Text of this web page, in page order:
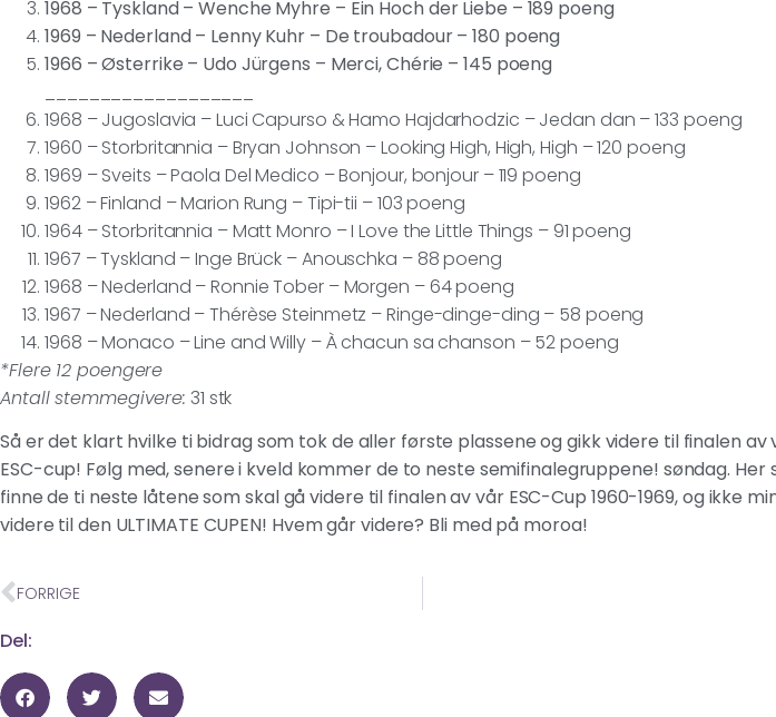
1968 – Tyskland – Wenche Myhre – Ein Hoch der Liebe – 189 poeng
1969 – Nederland – Lenny Kuhr – De troubadour – 180 poeng
1966 – Østerrike – Udo Jürgens – Merci, Chérie – 145 poeng
1968 – Jugoslavia – Luci Capurso & Hamo Hajdarhodzic – Jedan dan – 133 poeng
1960 – Storbritannia – Bryan Johnson – Looking High, High, High – 120 poeng
1969 – Sveits – Paola Del Medico – Bonjour, bonjour – 119 poeng
1962 – Finland – Marion Rung – Tipi-tii – 103 poeng
1964 – Storbritannia – Matt Monro – I Love the Little Things – 91 poeng
1967 – Tyskland – Inge Brück – Anouschka – 88 poeng
1968 – Nederland – Ronnie Tober – Morgen – 64 poeng
1967 – Nederland – Thérèse Steinmetz – Ringe-dinge-ding – 58 poeng
1968 – Monaco – Line and Willy – À chacun sa chanson – 52 poeng
*Flere 12 poengere
Antall stemmegivere: 31 stk
Så er det klart hvilke ti bidrag som tok de aller første plassene og gikk videre til finalen av
ESC-cup! Følg med, senere i kveld kommer de to neste semifinalegruppene! søndag. Her
finne de ti neste låtene som skal gå videre til finalen av vår ESC-Cup 1960-1969, og ikke
videre til den ULTIMATE CUPEN! Hvem går videre? Bli med på moroa!
FORRIGE
Del: